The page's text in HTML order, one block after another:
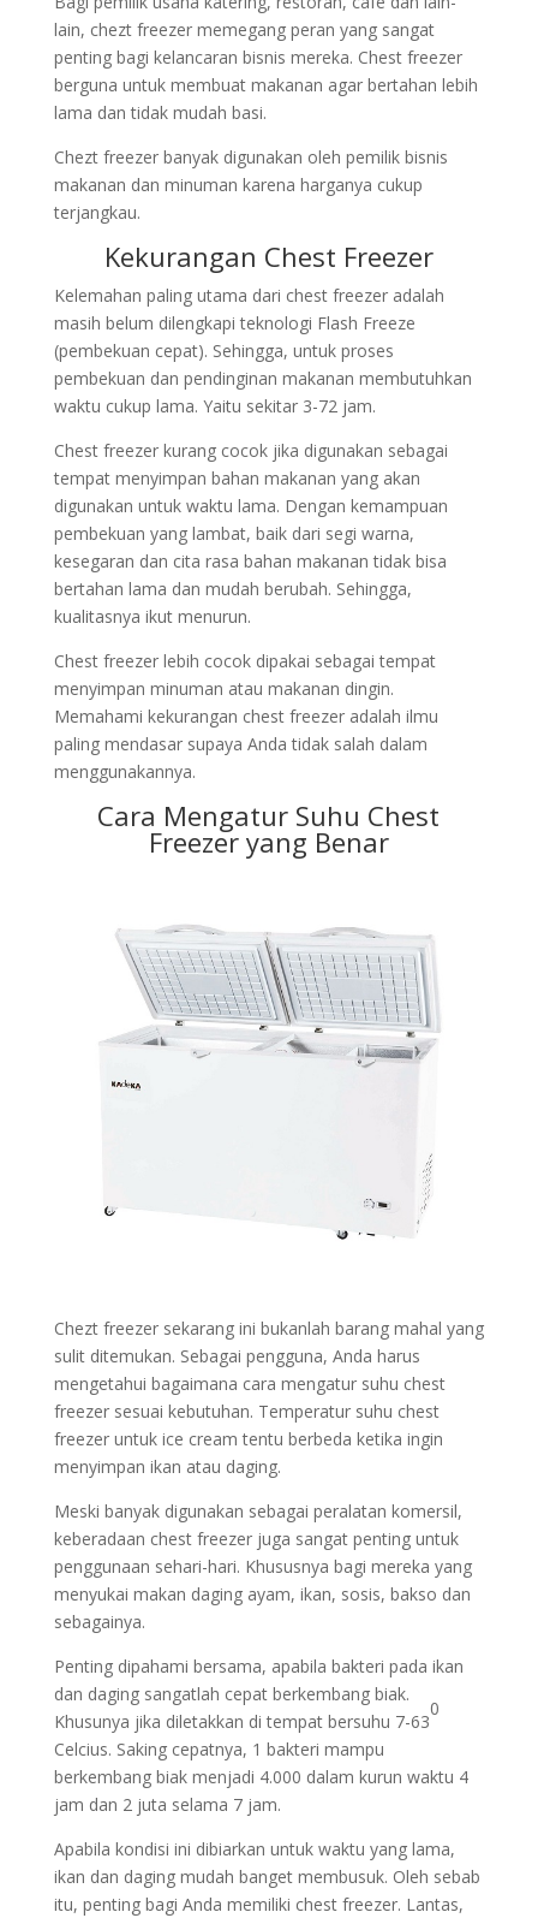
lain, chezt freezer memegang peran yang sangat
penting bagi kelancaran bisnis mereka. Chest freezer
berguna untuk membuat makanan agar bertahan lebih
lama dan tidak mudah basi.
Chezt freezer banyak digunakan oleh pemilik bisnis
makanan dan minuman karena harganya cukup
terjangkau.
Kekurangan Chest Freezer
Kelemahan paling utama dari chest freezer adalah
masih belum dilengkapi teknologi Flash Freeze
(pembekuan cepat). Sehingga, untuk proses
pembekuan dan pendinginan makanan membutuhkan
waktu cukup lama. Yaitu sekitar 3-72 jam.
Chest freezer kurang cocok jika digunakan sebagai
tempat menyimpan bahan makanan yang akan
digunakan untuk waktu lama. Dengan kemampuan
pembekuan yang lambat, baik dari segi warna,
kesegaran dan cita rasa bahan makanan tidak bisa
bertahan lama dan mudah berubah. Sehingga,
kualitasnya ikut menurun.
Chest freezer lebih cocok dipakai sebagai tempat
menyimpan minuman atau makanan dingin.
Memahami kekurangan chest freezer adalah ilmu
paling mendasar supaya Anda tidak salah dalam
menggunakannya.
Cara Mengatur Suhu Chest
Freezer yang Benar
Chezt freezer sekarang ini bukanlah barang mahal yang
sulit ditemukan. Sebagai pengguna, Anda harus
mengetahui bagaimana cara mengatur suhu chest
freezer sesuai kebutuhan. Temperatur suhu chest
freezer untuk ice cream tentu berbeda ketika ingin
menyimpan ikan atau daging.
Meski banyak digunakan sebagai peralatan komersil,
keberadaan chest freezer juga sangat penting untuk
penggunaan sehari-hari. Khususnya bagi mereka yang
menyukai makan daging ayam, ikan, sosis, bakso dan
sebagainya.
Penting dipahami bersama, apabila bakteri pada ikan
dan daging sangatlah cepat berkembang biak.
Khusunya jika diletakkan di tempat bersuhu 7-63
0
Celcius. Saking cepatnya, 1 bakteri mampu
berkembang biak menjadi 4.000 dalam kurun waktu 4
jam dan 2 juta selama 7 jam.
Apabila kondisi ini dibiarkan untuk waktu yang lama,
ikan dan daging mudah banget membusuk. Oleh sebab
itu, penting bagi Anda memiliki chest freezer. Lantas,